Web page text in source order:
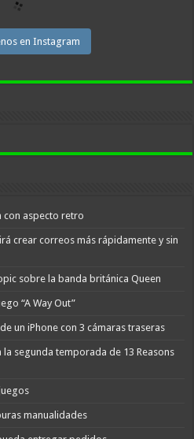
en Instagram
con aspecto retro
crear correos más rápidamente y sin
sobre la banda británica Queen
“A Way Out”
un iPhone con 3 cámaras traseras
segunda temporada de 13 Reasons
manualidades